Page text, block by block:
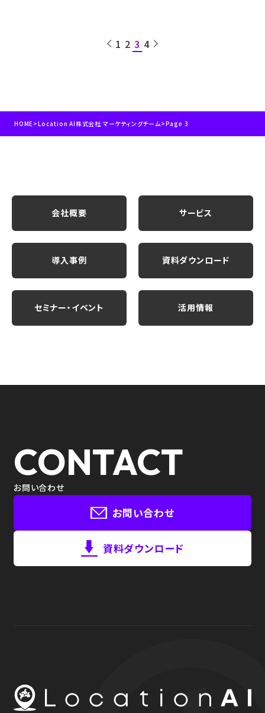
1 2 3 4
HOME>Location AI株式会社 マーケティングチーム>Page 3
会社概要 サービス
導入事例 資料ダウンロード
セミナー・イベント 活用情報
CONTACT
お問い合わせ
お問い合わせ
資料ダウンロード